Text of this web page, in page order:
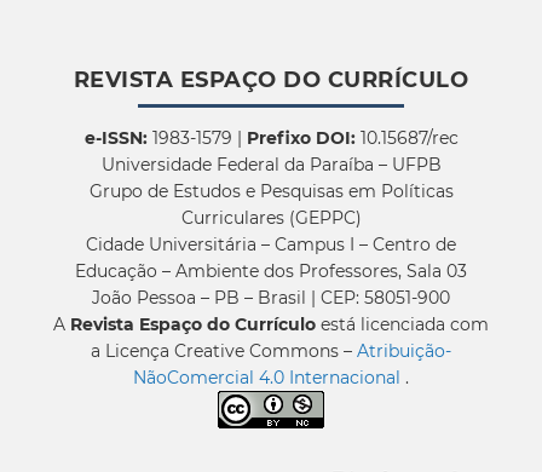
REVISTA ESPAÇO DO CURRÍCULO
e-ISSN:1983-1579 | Prefixo DOI:10.15687/rec
Universidade Federal da Paraíba – UFPB
Grupo de Estudos e Pesquisas em Políticas
Curriculares (GEPPC)
Cidade Universitária – Campus I – Centro de
Educação – Ambiente dos Professores, Sala 03
João Pessoa – PB – Brasil | CEP: 58051-900
A Revista Espaço do Currículo está licenciada com
a Licença Creative Commons – Atribuição-
NãoComercial 4.0 Internacional .